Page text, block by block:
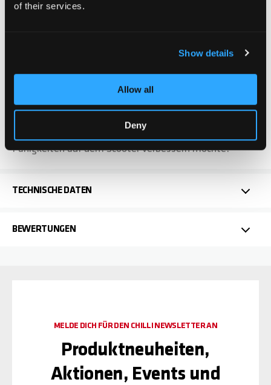
of their services.
Show details
Allow all
Deny
DETAILS
fahr Level. Mit einer Länge von 48 cm und einer Breite
von 11,5 cm bietet es sowohl Anfängern als auch
fortgeschrittenen Scooter Fahrer eine optimale
Plattform für Stabilität und zielgenaue Tricks.
Durch seine robuste Bauweise ist es gleichermassen
langlebig und verlässlich. Ideal für jeden, der seine
Fähigkeiten auf dem Scooter verbessern möchte!
TECHNISCHE DATEN
BEWERTUNGEN
MELDE DICH FÜR DEN CHILLI NEWSLETTER AN
Produktneuheiten,
Aktionen, Events und